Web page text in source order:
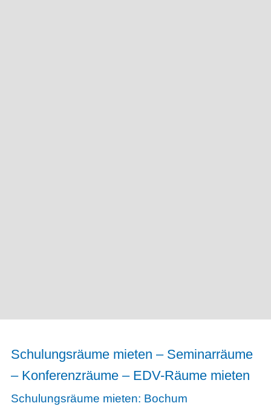
Schulungsräume mieten – Seminarräume
– Konferenzräume – EDV-Räume mieten
Schulungsräume mieten: Bochum